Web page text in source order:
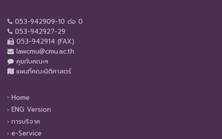
053-942909-10 ต่อ 0
053-942927-29
053-942914 (FAX)
lawcmu@cmu.ac.th
คุยกับคณะฯ
แผนที่คณะนิติศาสตร์
Home
ENG Version
การบริจาค
e-Service